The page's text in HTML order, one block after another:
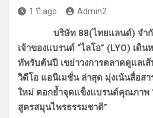
1 ปี ago Admin2
บริษัท 88(ไทยแลนด์) จำกัด
เจ้าของแบรนด์ “ไลโอ” (LYO) เดิ
ทัพรับต้นปี เขย่าวงการตลาดดูแลเ
วิดีโอ แอนิเมชั่น ล่าสุด มุ่งเน้นสื่อส
ใหม่ ตอกย้ำจุดแข็งแบรนด์คุณภาพ
สูตรสมุนไพรธรรมชาติ”